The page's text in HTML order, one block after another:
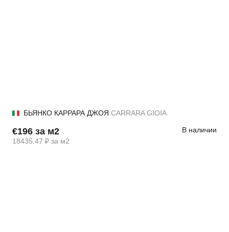
БЬЯНКО КАРРАРА ДЖОЯ CARRARA GIOIA
€196 за м2
18435.47 ₽ за м2
В наличии